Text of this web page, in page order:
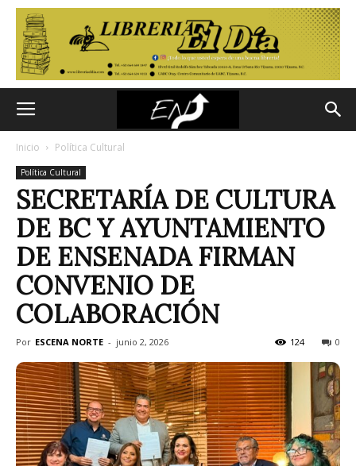
Inicio Política Cultural
Política Cultural
SECRETARÍA DE CULTURA
DE BC Y AYUNTAMIENTO
DE ENSENADA FIRMAN
CONVENIO DE
COLABORACIÓN
Por ESCENA NORTE - junio 2, 2026 0
124